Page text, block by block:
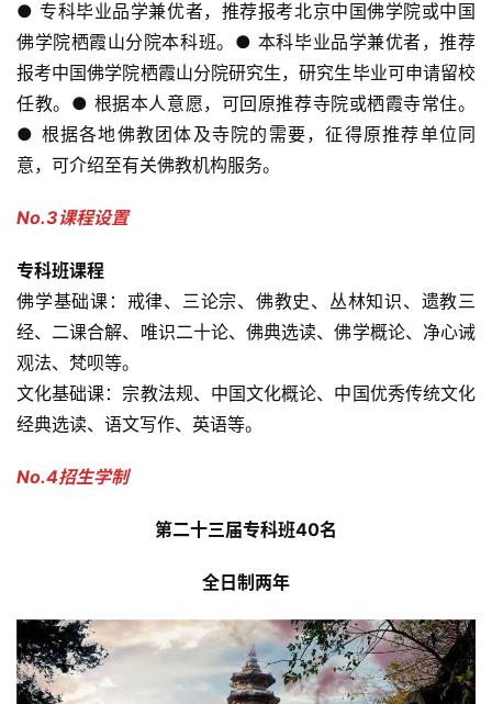
● 专科毕业品学兼优者，推荐报考北京中国佛学院或中国
佛学院栖霞山分院本科班。● 本科毕业品学兼优者，推荐
报考中国佛学院栖霞山分院研究生，研究生毕业可申请留校
任教。● 根据本人意愿，可回原推荐寺院或栖霞寺常住。
● 根据各地佛教团体及寺院的需要，征得原推荐单位同
意，可介绍至有关佛教机构服务。
No.3课程设置
专科班课程
佛学基础课：戒律、三论宗、佛教史、丛林知识、遗教三
经、二课合解、唯识二十论、佛典选读、佛学概论、净心诫
观法、梵呗等。
文化基础课：宗教法规、中国文化概论、中国优秀传统文化
经典选读、语文写作、英语等。
No.4招生学制
第二十三届专科班40名
全日制两年